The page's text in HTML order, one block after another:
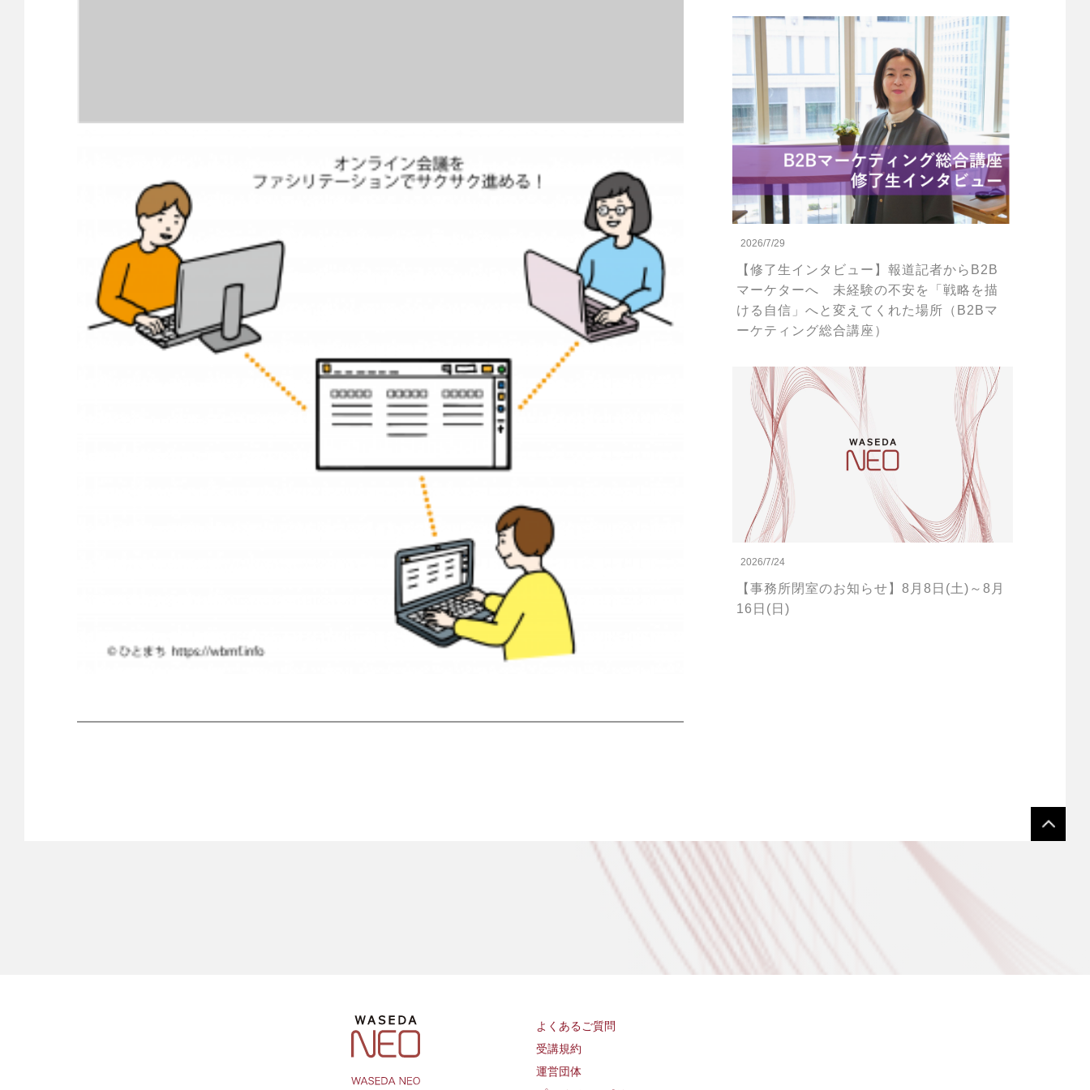
2026/7/29
【修了生インタビュー】報道記者からB2B
マーケターへ 未経験の不安を「戦略を描
ける自信」へと変えてくれた場所（B2Bマ
ーケティング総合講座）
2026/7/24
【事務所閉室のお知らせ】8月8日(土)～8月
16日(日)
よくあるご質問
受講規約
運営団体